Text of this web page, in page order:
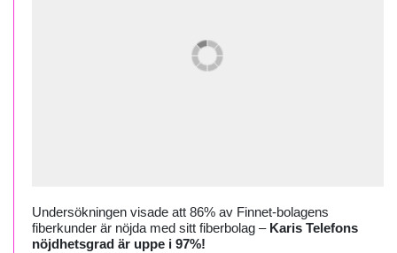
Undersökningen visade att 86% av Finnet-bolagens
fiberkunder är nöjda med sitt fiberbolag – Karis Telefons
nöjdhetsgrad är uppe i 97%!